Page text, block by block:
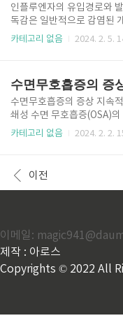
영향을 미쳐 관절통, 피부 발
합니다. 제1형 당뇨병: 면역
세포를 공격하여 혈당 조절
증(MS): 신경 섬유의 보호
리악병(Ce..
인플루엔자의 유입경로와
독감은 일반적으로 감염된
을 통해 인구에 유입됩니다.
에 있는 사람이 흡입할 수
스에 오염된 표면을 만진 후
면 바이러스가 퍼질 수 있습
한 항원 이동 또는 표류라는
와 돼지에서 나타날 수 있
등이 효과적인 예방수칙이
독감의 주요 원인입니다..
카테고리 없음 2024. 2. 5.
수면무호흡증의 증상 지속
쇄성 수면 무호흡증(OSA)
다. 부분적인 기도 폐쇄로 인
때 헐떡거리거나 질식하는
수면 무호흡증이 있는 개인
면 패턴의 혼란으로 인해
장애, 기억력 문제, 집중력
날 수 있습니다. 수면 무호
스트레스..
카테고리 없음 2024. 2. 2.
이전
이메일:
제작 : 아로스
Copyrights © 2022 All